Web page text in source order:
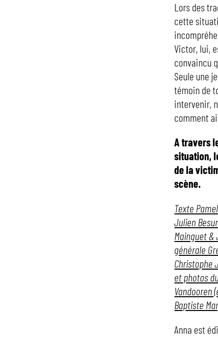
Lors des
cette
Victor, lui,
convaincu
Seule une
témoin de
intervenir,
comment
A travers
situation,
de la
scène.
Texte
Julien
Mainguet &
générale
Christophe
et photos
Vandooren
Baptiste
Anna est